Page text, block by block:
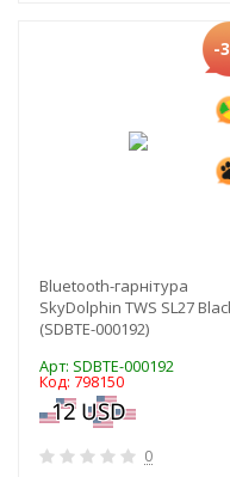
-
Bluetooth-гарнітура
SkyDolphin TWS SL27
(SDBTE-000192)
Арт: SDBTE-000192
Код: 798150
0